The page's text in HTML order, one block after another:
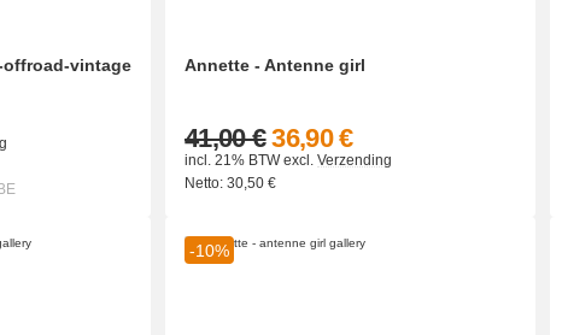
vintage
Annette - Antenne girl
36,90 €
41,00 €
incl. 21% BTWexcl. Verzending
Netto: 30,50 €
-10%